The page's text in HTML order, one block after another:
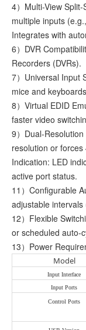
4）Multi-View
multiple inputs
Integrates with
6）DVR
Recorders (DVRs).
7）Universal Input
mice and
8）Virtual EDID
faster video
9）Dual-
resolution or
Indication: LED
active port status.
11）Configurable
adjustable
12）Flexible
or scheduled auto-
13）Power
Model
Input Interface
Input Ports
Control Ports